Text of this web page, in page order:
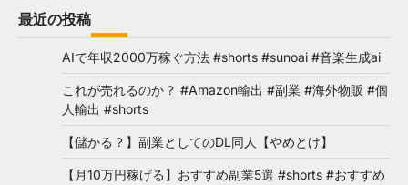
最近の投稿
AIで年収2000万稼ぐ方法 #shorts #sunoai #音楽生成ai
これが売れるのか？ #Amazon輸出 #副業 #海外物販 #個
人輸出 #shorts
【儲かる？】副業としてのDL同人【やめとけ】
【月10万円稼げる】おすすめ副業5選 #shorts #おすすめ